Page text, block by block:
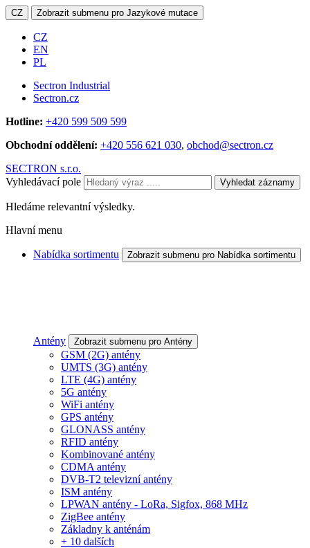
CZ Zobrazit submenu pro Jazykové mutace
CZ
EN
PL
Sectron Industrial
Sectron.cz
Hotline: +420 599 509 599
Obchodní oddělení: +420 556 621 030, obchod@sectron.cz
SECTRON s.r.o.
Vyhledávací pole
Vyhledat záznamy
Hledáme relevantní výsledky.
Hlavní menu
Nabídka sortimentu Zobrazit submenu pro Nabídka sortimentu
Antény Zobrazit submenu pro Antény
GSM (2G) antény
UMTS (3G) antény
LTE (4G) antény
5G antény
WiFi antény
GPS antény
GLONASS antény
RFID antény
Kombinované antény
CDMA antény
DVB-T2 televizní antény
ISM antény
LPWAN antény - LoRa, Sigfox, 868 MHz
ZigBee antény
Základny k anténám
+ 10 dalších